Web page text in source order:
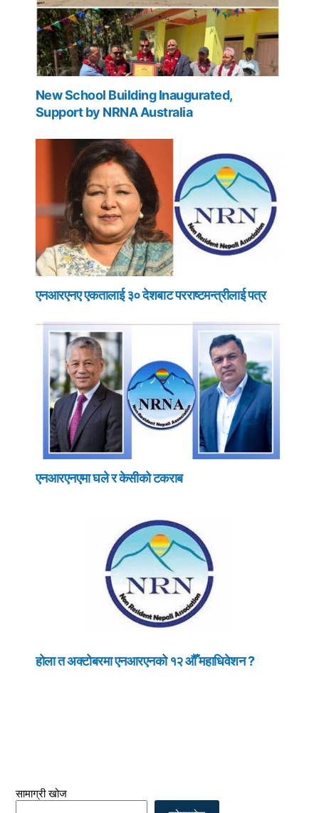
New School Building Inaugurated,
Support by NRNA Australia
एनआरएनए एकतालाई ३० देशबाट परराष्टमन्त्रीलाई पत्र
एनआरएनएमा घले र केसीको टकराब
होला त अक्टोबरमा एनआरएनको १२ औँ महाधिवेशन ?
सामाग्री खोज